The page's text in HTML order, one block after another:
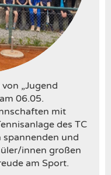
„Jugend
06.05.
mit
des TC
spannenden und
innen großen
am Sport.